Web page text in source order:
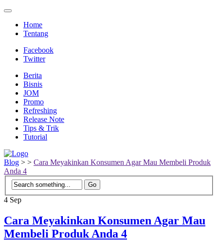
Home
Tentang
Facebook
Twitter
Berita
Bisnis
JOM
Promo
Refreshing
Release Note
Tips & Trik
Tutorial
Blog > > Cara Meyakinkan Konsumen Agar Mau Membeli Produk
Anda 4
4 Sep
Cara Meyakinkan Konsumen Agar Mau
Membeli Produk Anda 4